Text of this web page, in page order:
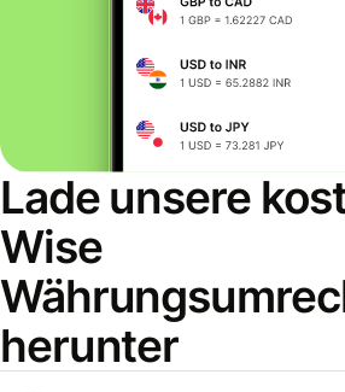
Lade unsere
Wise
herunter